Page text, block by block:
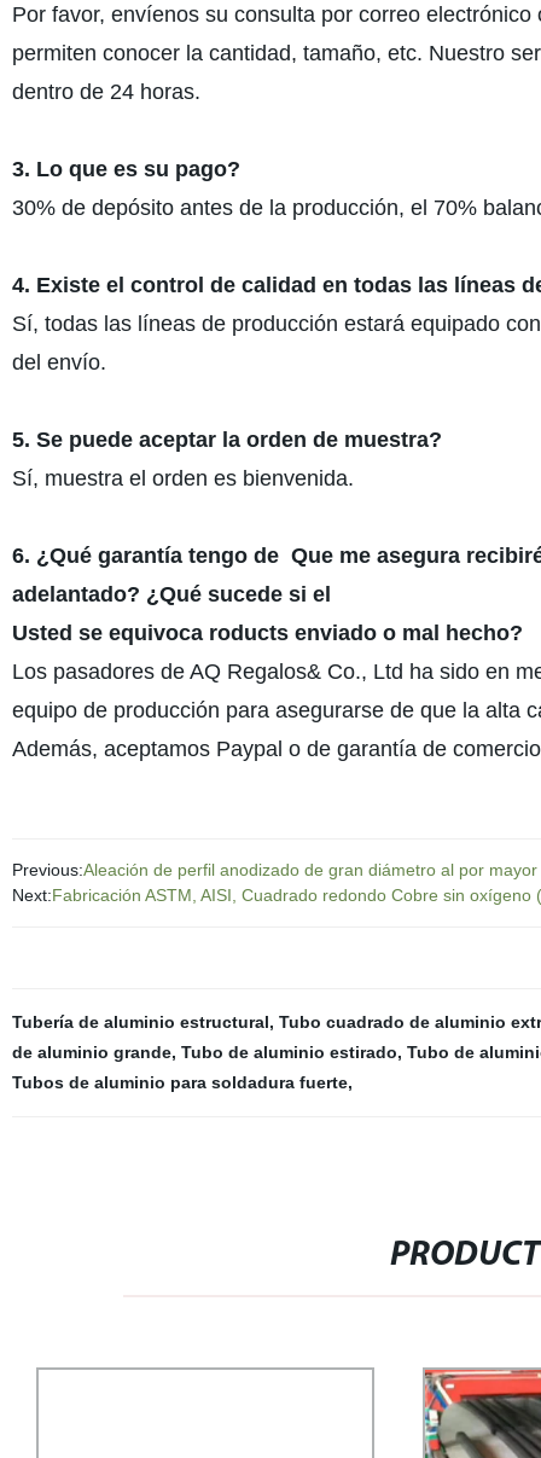
Por favor, envíenos su consulta por correo
permiten conocer la cantidad, tamaño, etc. Nuestro
dentro de 24 horas.
3. Lo que es su pago?
30% de depósito antes de la producción, el 70%
4. Existe el control de calidad en todas las líneas
Sí, todas las líneas de producción estará equipado
del envío.
5. Se puede aceptar la orden de muestra?
Sí, muestra el orden es bienvenida.
6. ¿Qué garantía tengo de Que me asegura
adelantado? ¿Qué sucede si el
Usted se equivoca roducts enviado o mal hecho?
Los pasadores de AQ Regalos& Co., Ltd ha sido en
equipo de producción para asegurarse de que la
Además, aceptamos Paypal o de garantía de
Previous:Aleación de perfil anodizado de gran diámetro al por
Next:Fabricación ASTM, AISI, Cuadrado redondo Cobre sin
Tubería de aluminio estructural, Tubo cuadrado de aluminio
de aluminio grande, Tubo de aluminio estirado, Tubo de
Tubos de aluminio para soldadura fuerte,